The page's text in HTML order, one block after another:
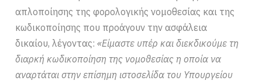
απλοποίησης της φορολογικής νομοθεσίας και της
κωδικοποίησης που προάγουν την ασφάλεια
δικαίου, λέγοντας:«Είμαστε υπέρ και διεκδικούμε τη
διαρκή κωδικοποίηση της νομοθεσίας η οποία να
αναρτάται στην επίσημη ιστοσελίδα του Υπουργείου